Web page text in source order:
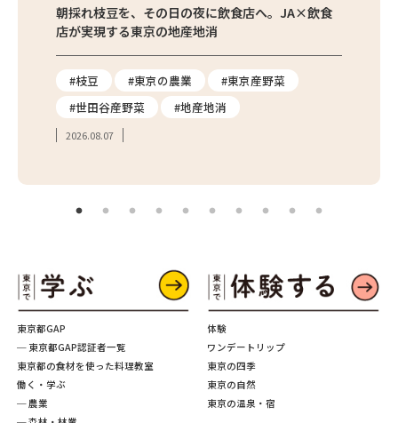
朝採れ枝豆を、その日の夜に飲食店へ。JA×飲食
店が実現する東京の地産地消
#枝豆 #東京の農業
#東京産野菜
#世田谷産野菜
#地産地消
2026.08.07
東京都GAP
─ 東京都GAP認証者一覧
東京都の食材を使った料理教室
働く・学ぶ
─ 農業
体験
ワンデートリップ
東京の四季
東京の自然
東京の温泉・宿